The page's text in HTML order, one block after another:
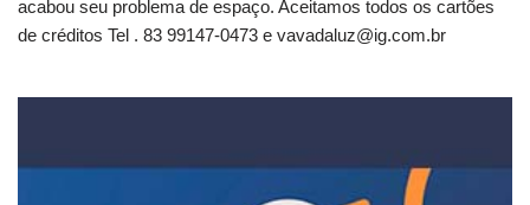
acabou seu problema de espaço. Aceitamos todos os cartões
de créditos Tel . 83 99147-0473 e vavadaluz@ig.com.br